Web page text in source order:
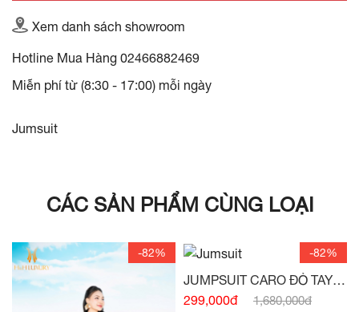
Xem danh sách showroom
Hotline Mua Hàng 02466882469
Miễn phí từ (8:30 - 17:00) mỗi ngày
Jumsuit
CÁC SẢN PHẨM CÙNG LOẠI
-82% -82%
JUMPSUIT CARO ĐỎ TAY
CÁNH RƠI -(HẾT HÀNG)
299,000đ 1,680,000đ